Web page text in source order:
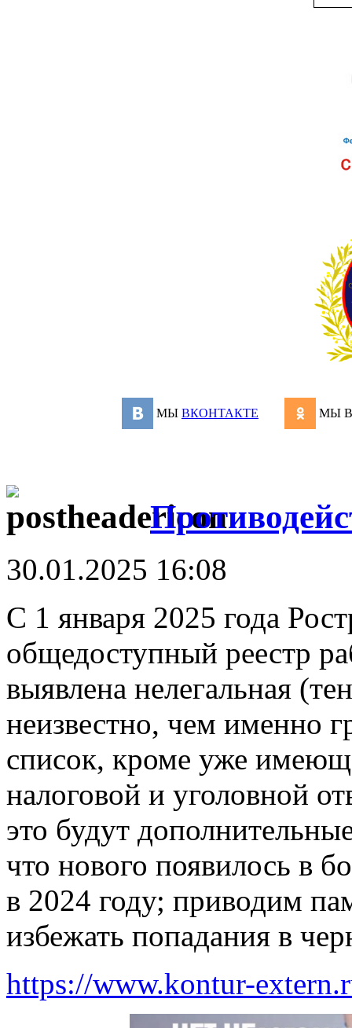
МЫ ВКОНТАКТЕ МЫ
30.01.2025 16:08
С 1 января 2025 года
общедоступный реестр
выявлена нелегальная
неизвестно, чем именно
список, кроме уже
налоговой и уголовной
это будут
что нового появилось в
в 2024 году; приводим
избежать попадания в
https://www.kontur-